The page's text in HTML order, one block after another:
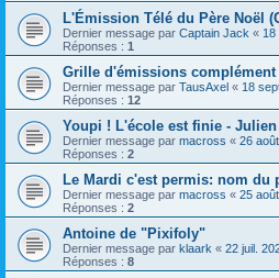
L'Émission Télé du Père Noël
Dernier message par Captain Jack « 18
Réponses : 1
Grille d'émissions complément
Dernier message par TausAxel « 18
Réponses : 12
Youpi ! L'école est finie -
Dernier message par macross « 26
Réponses : 2
Le Mardi c'est permis: nom du
Dernier message par macross « 25
Réponses : 2
Antoine de "Pixifoly"
Dernier message par klaark « 22 juil.
Réponses : 8